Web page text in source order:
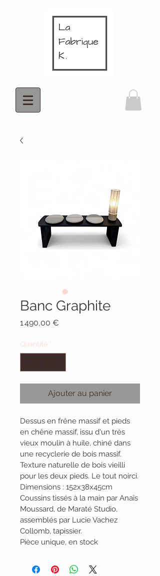
Banc Graphite
1 490,00 €
Quantité *
Ajouter au panier
Dessus en frêne massif et pieds
en chêne massif, issu d'un très
vieux moulin à huile, chiné dans
une recyclerie de bois massif.
Texture naturelle de bois vieilli
pour les deux pieds. Le tout noirci.
Dimensions : 152x38x45cm
Coussins tissés à la main par Anaïs
Moussard, de Maraté Studio,
assemblés par Lucie Vachez
Collomb, tapissier.
Pièce unique, en stock